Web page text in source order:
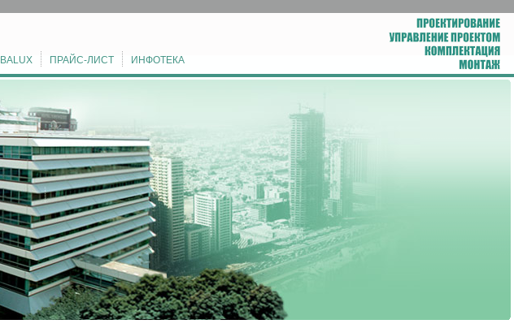
ПРАЙС-ЛИСТ ИНФОТЕКА